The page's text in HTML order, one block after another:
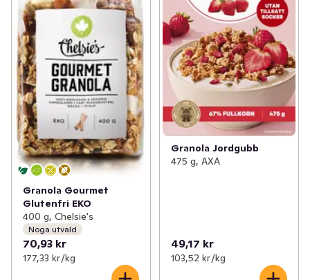
Granola Gourmet
Glutenfri EKO
400 g, Chelsie's
Noga utvald
70,93 kr
177,33 kr /kg
Granola Jordgubb
475 g, AXA
49,17 kr
103,52 kr /kg